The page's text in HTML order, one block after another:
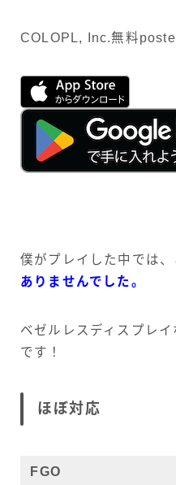
COLOPL, Inc.無料
僕がプレイした中では
ありませんでした。
ベゼルレスディスプレ
です！
ほぼ対応
FGO